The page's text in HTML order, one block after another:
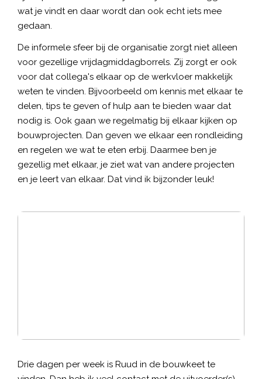
wat je vindt en daar wordt dan ook echt iets mee
gedaan.
De informele sfeer bij de organisatie zorgt niet alleen
voor gezellige vrijdagmiddagborrels. Zij zorgt er ook
voor dat collega's elkaar op de werkvloer makkelijk
weten te vinden. Bijvoorbeeld om kennis met elkaar te
delen, tips te geven of hulp aan te bieden waar dat
nodig is. Ook gaan we regelmatig bij elkaar kijken op
bouwprojecten. Dan geven we elkaar een rondleiding
en regelen we wat te eten erbij. Daarmee ben je
gezellig met elkaar, je ziet wat van andere projecten
en je leert van elkaar. Dat vind ik bijzonder leuk!
Drie dagen per week is Ruud in de bouwkeet te